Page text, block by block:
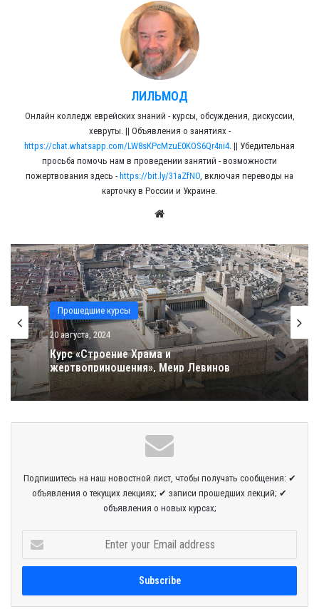
ЛИЛЬМОД
Онлайн колледж еврейских знаний - курсы, обсуждения, дискуссии,
хевруты. || Объявления о занятиях -
https://chat.whatsapp.com/LW8sKPcMzuE0KOS6Qr4ni4. || Убедительная
просьба помочь нам в проведении занятий - возможности
пожертвования здесь - https://bit.ly/31aZfNO, включая переводы на
карточку в России и Украине.
e
Прошедшие курсы
20 августа, 2024
Курс «Строение Храма и
жертвоприношения», Меир Левинов
Прошедшие курсы
20 августа, 2024
Обсуждение книги «Святость и природа»
рав Ури Шерки
Подпишитесь на наш новостной лист, чтобы получать сообщения: ✔
объявления о текущих лекциях; ✔ записи прошедших лекций; ✔
объявления о новых курсах;
t
r